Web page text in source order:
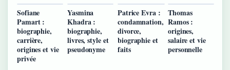
Sofiane
Pamart :
biographie,
carrière,
origines et vie
privée
Yasmina
Khadra :
biographie,
livres, style et
pseudonyme
Patrice Evra :
condamnation,
divorce,
biographie et
faits
Thomas
Ramos :
origines,
salaire et vie
personnelle